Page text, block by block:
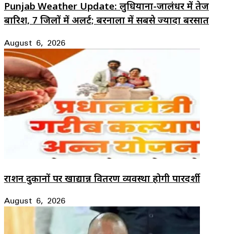
Punjab Weather Update: लुधियाना-जालंधर में तेज
बारिश, 7 जिलों में अलर्ट; बरनाला में सबसे ज्यादा बरसात
August 6, 2026
राशन दुकानों पर खाद्यान्न वितरण व्यवस्था होगी पारदर्शी
August 6, 2026